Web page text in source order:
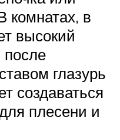
комнатах, в
высокий
после
глазурь
создаваться
плесени и